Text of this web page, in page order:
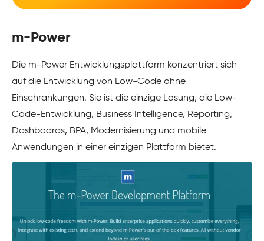
m-Power
Die m-Power Entwicklungsplattform konzentriert sich
auf die Entwicklung von Low-Code ohne
Einschränkungen. Sie ist die einzige Lösung, die Low-
Code-Entwicklung, Business Intelligence, Reporting,
Dashboards, BPA, Modernisierung und mobile
Anwendungen in einer einzigen Plattform bietet.